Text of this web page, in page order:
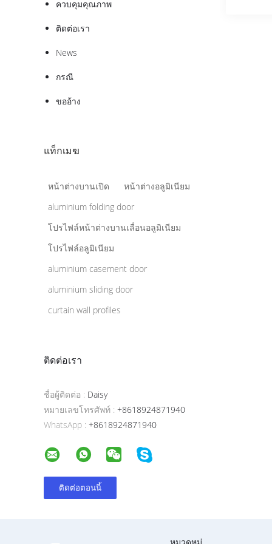
ควบคุมคุณภาพ
ติดต่อเรา
News
กรณี
ขออ้าง
แท็กเมฆ
หน้าต่างบานเปิด
หน้าต่างอลูมิเนียม
aluminium folding door
โปรไฟล์หน้าต่างบานเลื่อนอลูมิเนียม
โปรไฟล์อลูมิเนียม
aluminium casement door
aluminium sliding door
curtain wall profiles
ติดต่อเรา
ชื่อผู้ติดต่อ : Daisy
หมายเลขโทรศัพท์ : +8618924871940
WhatsApp : +8618924871940